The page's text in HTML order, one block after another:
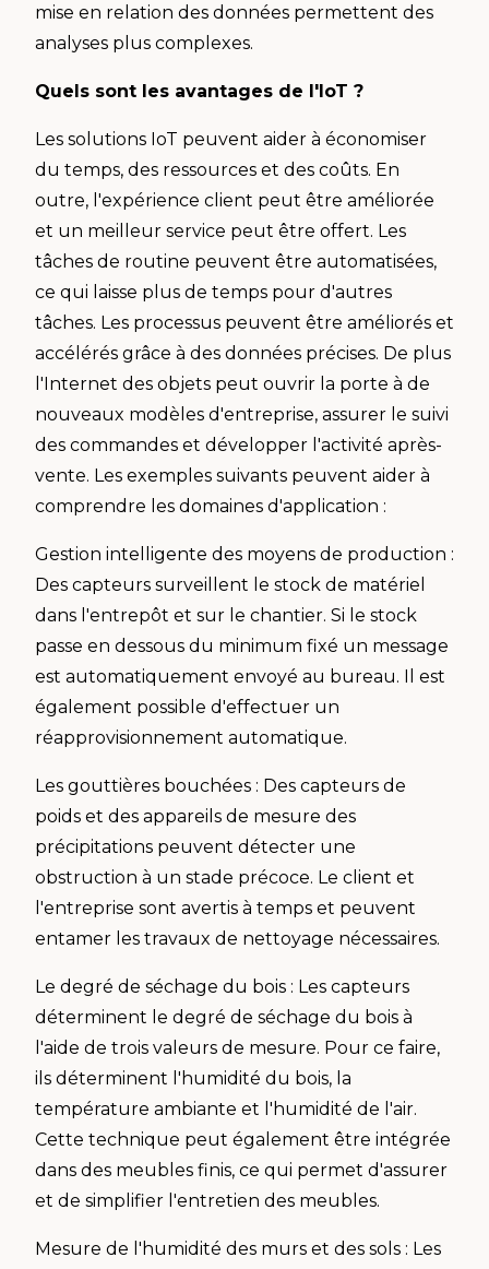
mise en relation des données permettent des
analyses plus complexes.
Quels sont les avantages de l'IoT ?
Les solutions IoT peuvent aider à économiser
du temps, des ressources et des coûts. En
outre, l'expérience client peut être améliorée
et un meilleur service peut être offert. Les
tâches de routine peuvent être automatisées,
ce qui laisse plus de temps pour d'autres
tâches. Les processus peuvent être améliorés et
accélérés grâce à des données précises. De plus
l'Internet des objets peut ouvrir la porte à de
nouveaux modèles d'entreprise, assurer le suivi
des commandes et développer l'activité après-
vente. Les exemples suivants peuvent aider à
comprendre les domaines d'application :
Gestion intelligente des moyens de production :
Des capteurs surveillent le stock de matériel
dans l'entrepôt et sur le chantier. Si le stock
passe en dessous du minimum fixé un message
est automatiquement envoyé au bureau. Il est
également possible d'effectuer un
réapprovisionnement automatique.
Les gouttières bouchées : Des capteurs de
poids et des appareils de mesure des
précipitations peuvent détecter une
obstruction à un stade précoce. Le client et
l'entreprise sont avertis à temps et peuvent
entamer les travaux de nettoyage nécessaires.
Le degré de séchage du bois : Les capteurs
déterminent le degré de séchage du bois à
l'aide de trois valeurs de mesure. Pour ce faire,
ils déterminent l'humidité du bois, la
température ambiante et l'humidité de l'air.
Cette technique peut également être intégrée
dans des meubles finis, ce qui permet d'assurer
et de simplifier l'entretien des meubles.
Mesure de l'humidité des murs et des sols : Les